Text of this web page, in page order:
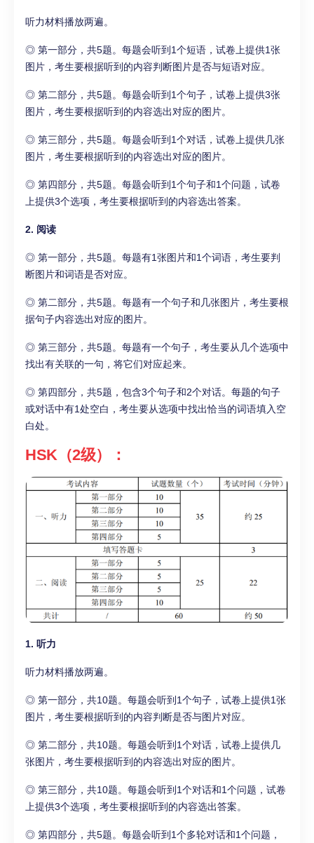
听力材料播放两遍。
◎ 第一部分，共5题。每题会听到1个短语，试卷上提供1张
图片，考生要根据听到的内容判断图片是否与短语对应。
◎ 第二部分，共5题。每题会听到1个句子，试卷上提供3张
图片，考生要根据听到的内容选出对应的图片。
◎ 第三部分，共5题。每题会听到1个对话，试卷上提供几张
图片，考生要根据听到的内容选出对应的图片。
◎ 第四部分，共5题。每题会听到1个句子和1个问题，试卷
上提供3个选项，考生要根据听到的内容选出答案。
2. 阅读
◎ 第一部分，共5题。每题有1张图片和1个词语，考生要判
断图片和词语是否对应。
◎ 第二部分，共5题。每题有一个句子和几张图片，考生要根
据句子内容选出对应的图片。
◎ 第三部分，共5题。每题有一个句子，考生要从几个选项中
找出有关联的一句，将它们对应起来。
◎ 第四部分，共5题，包含3个句子和2个对话。每题的句子
或对话中有1处空白，考生要从选项中找出恰当的词语填入空
白处。
HSK（2级）：
1. 听力
听力材料播放两遍。
◎ 第一部分，共10题。每题会听到1个句子，试卷上提供1张
图片，考生要根据听到的内容判断是否与图片对应。
◎ 第二部分，共10题。每题会听到1个对话，试卷上提供几
张图片，考生要根据听到的内容选出对应的图片。
◎ 第三部分，共10题。每题会听到1个对话和1个问题，试卷
上提供3个选项，考生要根据听到的内容选出答案。
◎ 第四部分，共5题。每题会听到1个多轮对话和1个问题，